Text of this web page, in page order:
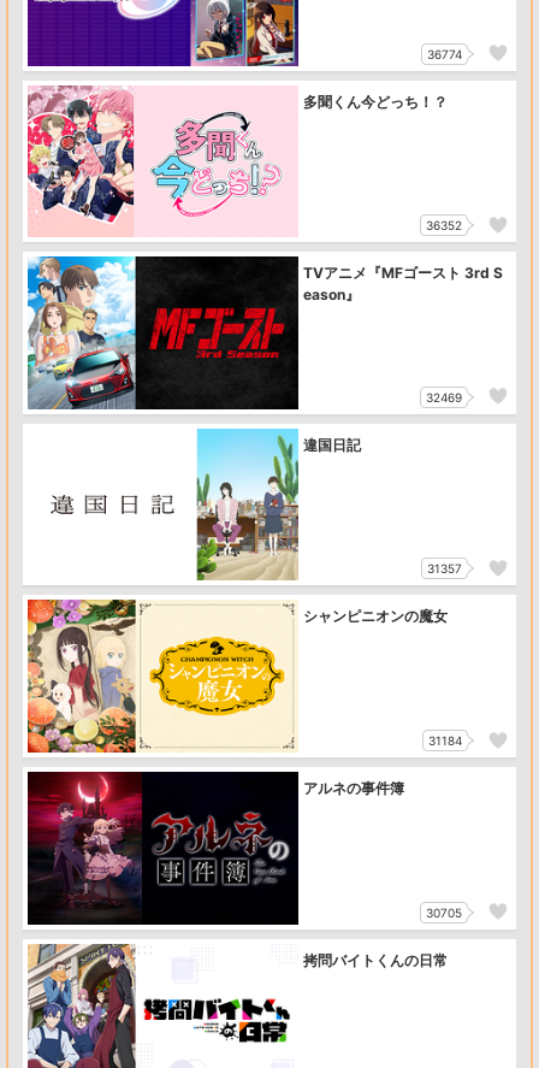
36774
多聞くん今どっち！？
36352
TVアニメ『MFゴースト 3rd S
eason』
32469
違国日記
31357
シャンピニオンの魔女
31184
アルネの事件簿
30705
拷問バイトくんの日常